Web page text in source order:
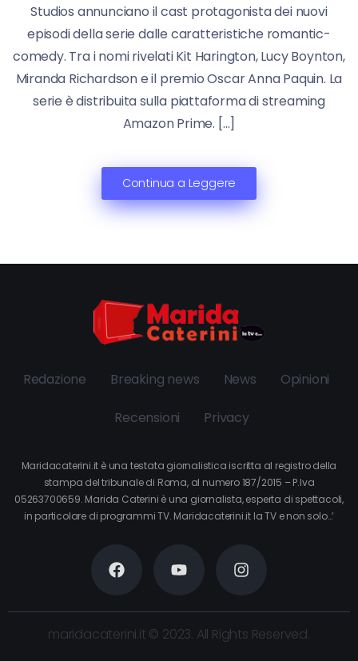
Studios annunciano il cast protagonista dei nuovi
episodi della serie dalle caratteristiche romantic-
comedy. Tra i nomi rivelati Kit Harington, Lucy Boynton,
Miranda Richardson e il premio Oscar Anna Paquin. La
serie è distribuita sulla piattaforma di streaming
Amazon Prime. […]
Continua a Leggere
Redazione Breaking news News Opinioni
Recensioni Privacy
Maridacaterini.it è una testata giornalistica iscritta al registro della
stampa del tribunale di Roma, al numero 187/2015 – P.Iva
05263700659. Marida Caterini è una giornalista, esperta di spettacoli,
in particolare di programmi TV. Maridacaterini.it la TV e non solo…’
maridacaterini.it © 2023. All Rights Reserved.